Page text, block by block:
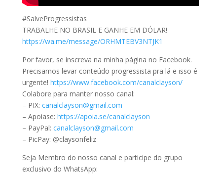
#SalveProgressistas
TRABALHE NO BRASIL E GANHE EM DÓLAR!
https://wa.me/message/ORHMTEBV3NTJK1
Por favor, se inscreva na minha página no Facebook.
Precisamos levar conteúdo progressista pra lá e isso é
urgente! https://www.facebook.com/canalclayson/
Colabore para manter nosso canal:
– PIX: canalclayson@gmail.com
– Apoiase: https://apoia.se/canalclayson
– PayPal: canalclayson@gmail.com
– PicPay: @claysonfeliz
Seja Membro do nosso canal e participe do grupo
exclusivo do WhatsApp: